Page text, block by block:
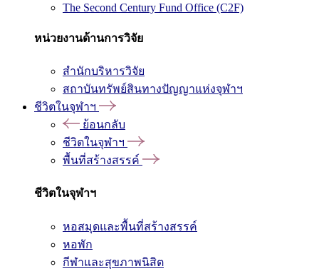
The Second Century Fund Office (C2F)
หน่วยงานด้านการวิจัย
สำนักบริหารวิจัย
สถาบันทรัพย์สินทางปัญญาแห่งจุฬาฯ
ชีวิตในจุฬาฯ
ย้อนกลับ
ชีวิตในจุฬาฯ
พื้นที่สร้างสรรค์
ชีวิตในจุฬาฯ
หอสมุดและพื้นที่สร้างสรรค์
หอพัก
กีฬาและสุขภาพนิสิต